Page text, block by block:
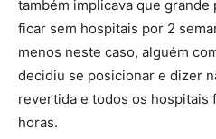
também implicava que
ficar sem hospitais por 2
menos neste caso, alguém
decidiu se posicionar e dizer
revertida e todos os hospitais
horas.